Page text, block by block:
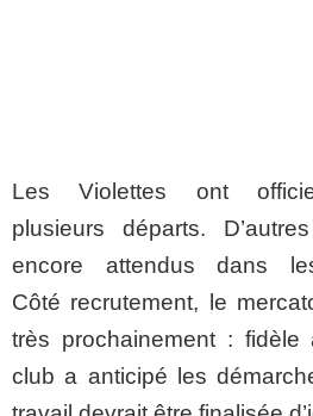
Les Violettes ont
plusieurs départs.
encore attendus dans
Côté recrutement, le
très prochainement :
club a anticipé les